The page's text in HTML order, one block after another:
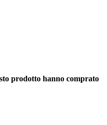
prodotto hanno comprato